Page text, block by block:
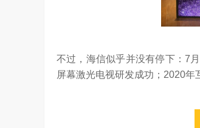
不过，海信似乎并没有停下：7
屏幕激光电视研发成功；2020